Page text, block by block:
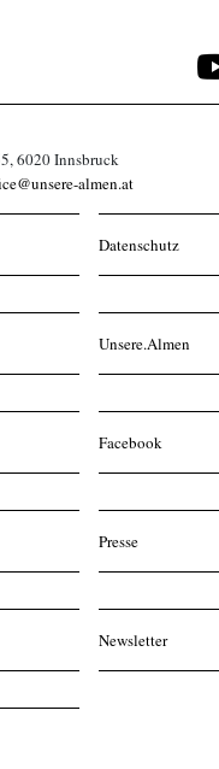
6020 Innsbruck
almen.at
Datenschutz
Unsere.Almen
Facebook
Presse
Newsletter